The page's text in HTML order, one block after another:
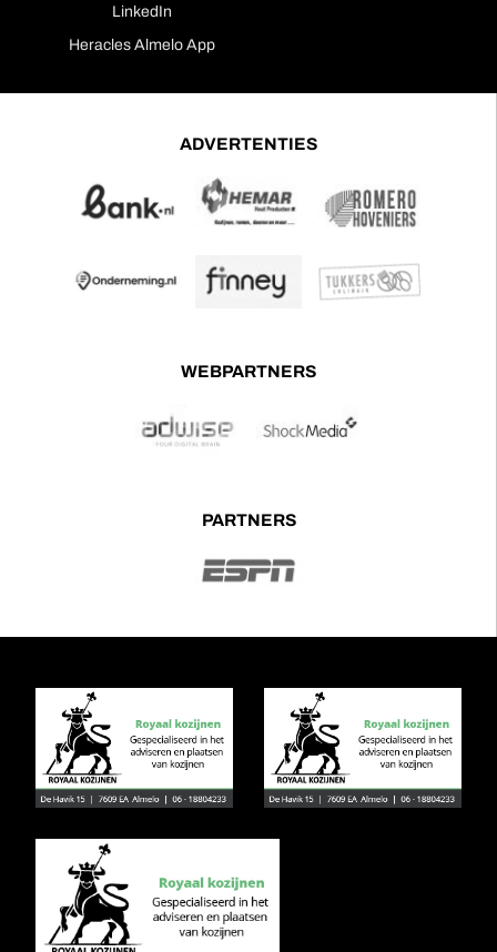
LinkedIn
Heracles Almelo App
ADVERTENTIES
WEBPARTNERS
PARTNERS